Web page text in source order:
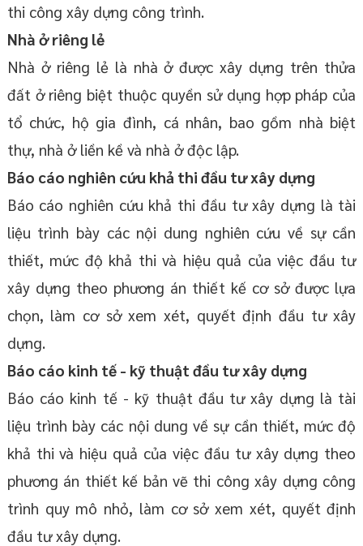
thi công xây dựng công trình.
Nhà ở riêng lẻ
Nhà ở riêng lẻ là nhà ở được xây dựng trên thửa
đất ở riêng biệt thuộc quyền sử dụng hợp pháp của
tổ chức, hộ gia đình, cá nhân, bao gồm nhà biệt
thự, nhà ở liền kề và nhà ở độc lập.
Báo cáo nghiên cứu khả thi đầu tư xây dựng
Báo cáo nghiên cứu khả thi đầu tư xây dựng là tài
liệu trình bày các nội dung nghiên cứu về sự cần
thiết, mức độ khả thi và hiệu quả của việc đầu tư
xây dựng theo phương án thiết kế cơ sở được lựa
chọn, làm cơ sở xem xét, quyết định đầu tư xây
dựng.
Báo cáo kinh tế - kỹ thuật đầu tư xây dựng
Báo cáo kinh tế - kỹ thuật đầu tư xây dựng là tài
liệu trình bày các nội dung về sự cần thiết, mức độ
khả thi và hiệu quả của việc đầu tư xây dựng theo
phương án thiết kế bản vẽ thi công xây dựng công
trình quy mô nhỏ, làm cơ sở xem xét, quyết định
đầu tư xây dựng.